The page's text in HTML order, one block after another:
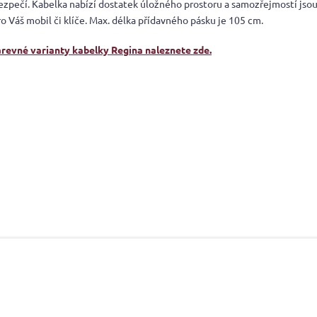
Kabelka nabízí dostatek úložného prostoru a samozřejmostí
Váš mobil či klíče. Max. délka přídavného pásku je 105 cm.
varianty kabelky Regina naleznete zde.